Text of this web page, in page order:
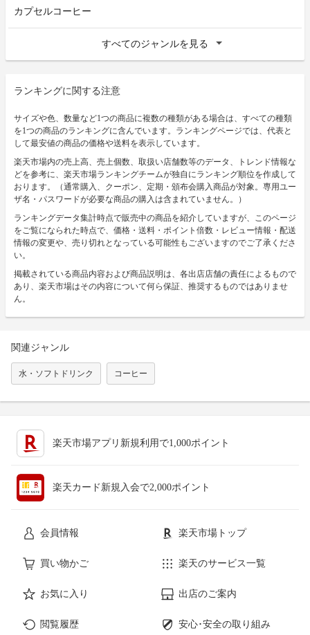
カプセルコーヒー
すべてのジャンルを見る
ランキングに関する注意
サイズや色、数量など1つの商品に複数の種類がある場合は、すべての種類
を1つの商品のランキングに含んでいます。ランキングページでは、代表と
して最安値の商品の価格や送料を表示しています。
楽天市場内の売上高、売上個数、取扱い店舗数等のデータ、トレンド情報な
どを参考に、楽天市場ランキングチームが独自にランキング順位を作成して
おります。（通常購入、クーポン、定期・頒布会購入商品が対象。専用ユー
ザ名・パスワードが必要な商品の購入は含まれていません。）
ランキングデータ集計時点で販売中の商品を紹介していますが、このページ
をご覧になられた時点で、価格・送料・ポイント倍数・レビュー情報・配送
情報の変更や、売り切れとなっている可能性もございますのでご了承くださ
い。
掲載されている商品内容および商品説明は、各出店店舗の責任によるもので
あり、楽天市場はその内容について何ら保証、推奨するものではありませ
ん。
関連ジャンル
水・ソフトドリンク コーヒー
楽天市場アプリ新規利用で1,000ポイント
楽天カード新規入会で2,000ポイント
会員情報 楽天市場トップ
買い物かご 楽天のサービス一覧
お気に入り 出店のご案内
閲覧履歴 安心･安全の取り組み